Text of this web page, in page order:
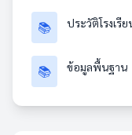
📚 ประวัติโรงเรี
📚 ข้อมูลพื้นฐาน